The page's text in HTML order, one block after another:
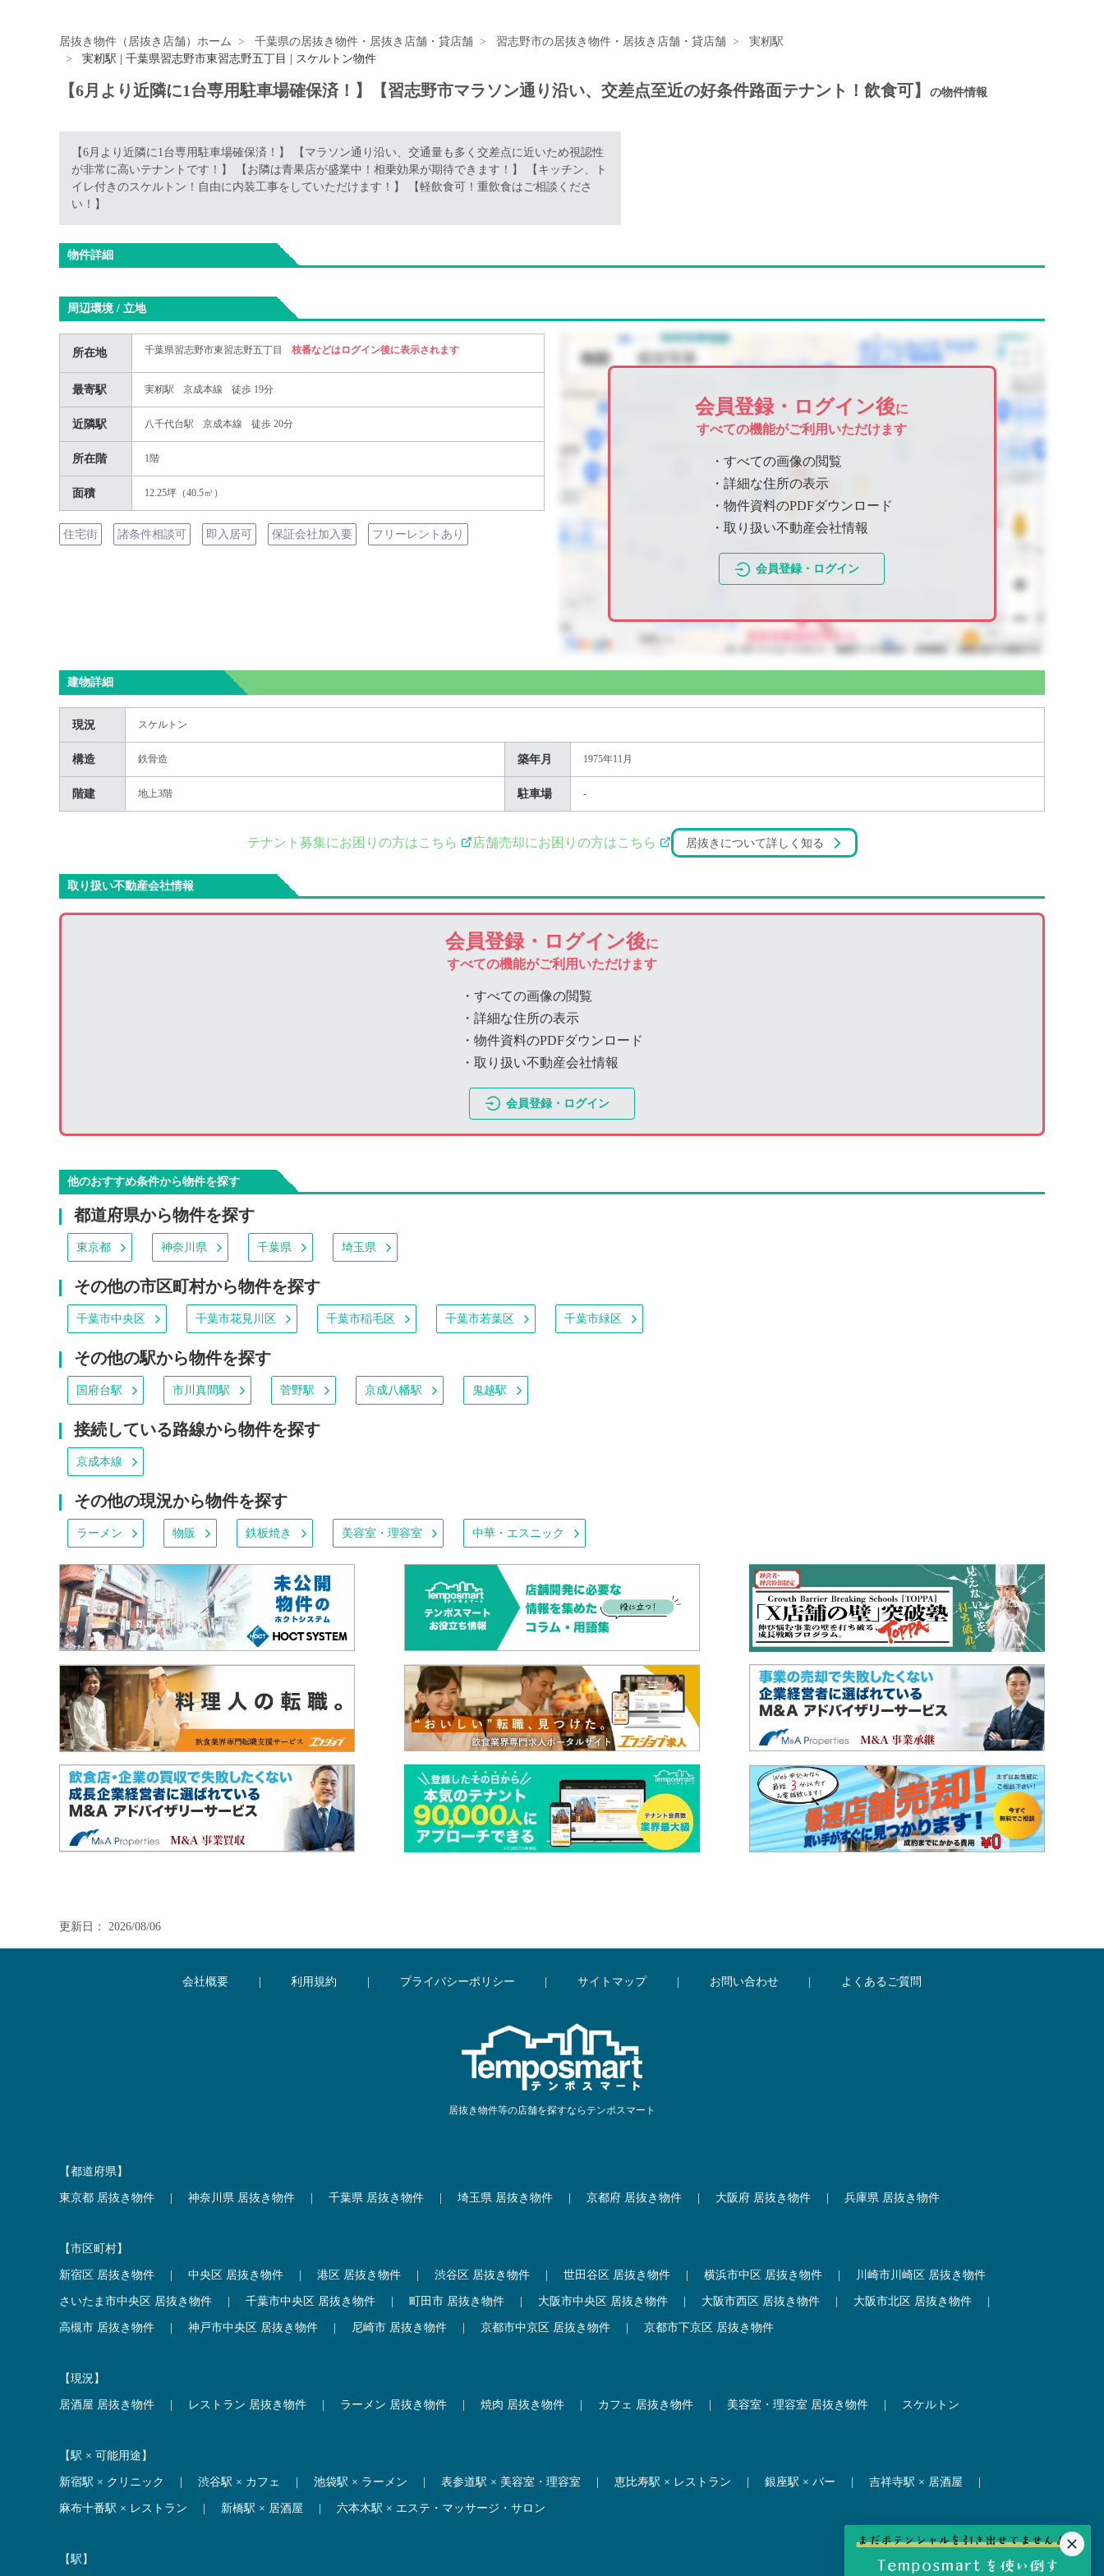
居抜き物件（居抜き店舗）ホーム 千葉県の居抜き物件・居抜き店舗・貸店舗 習志野市の居抜き物件・居抜き店舗・貸店舗
実籾駅
実籾駅 | 千葉県習志野市東習志野五丁目 | スケルトン物件
【6月より近隣に1台専用駐車場確保済！】【習志野市マラソン通り沿い、交差点至近の好条件路面テナント！飲食可】 の物件情報
【6月より近隣に1台専用駐車場確保済！】 【マラソン通り沿い、交通量も多く交差点に近いため視認性
が非常に高いテナントです！】 【お隣は青果店が盛業中！相乗効果が期待できます！】 【キッチン、ト
イレ付きのスケルトン！自由に内装工事をしていただけます！】 【軽飲食可！重飲食はご相談くださ
い！】
物件詳細
周辺環境 / 立地
所在地 千葉県習志野市東習志野五丁目 枝番などはログイン後に表示されます
最寄駅 実籾駅 京成本線 徒歩 19分
近隣駅 八千代台駅 京成本線 徒歩 20分
所在階 1階
面積 12.25坪（40.5㎡）
住宅街 諸条件相談可 即入居可 保証会社加入要 フリーレントあり
会員登録・ログイン後に
すべての機能がご利用いただけます
・すべての画像の閲覧
・詳細な住所の表示
・物件資料のPDFダウンロード
・取り扱い不動産会社情報
会員登録・ログイン
建物詳細
現況 スケルトン
構造 鉄骨造 築年月 1975年11月
階建 地上3階 駐車場 -
テナント募集にお困りの方はこちら 店舗売却にお困りの方はこちら 居抜きについて詳しく知る
取り扱い不動産会社情報
会員登録・ログイン後に
すべての機能がご利用いただけます
・すべての画像の閲覧
・詳細な住所の表示
・物件資料のPDFダウンロード
・取り扱い不動産会社情報
会員登録・ログイン
他のおすすめ条件から物件を探す
都道府県から物件を探す
東京都 神奈川県 千葉県 埼玉県
その他の市区町村から物件を探す
千葉市中央区 千葉市花見川区 千葉市稲毛区 千葉市若葉区 千葉市緑区
その他の駅から物件を探す
国府台駅 市川真間駅 菅野駅 京成八幡駅 鬼越駅
接続している路線から物件を探す
京成本線
その他の現況から物件を探す
ラーメン 物販 鉄板焼き 美容室・理容室 中華・エスニック
更新日： 2026/08/06
会社概要 利用規約 プライバシーポリシー サイトマップ お問い合わせ よくあるご質問
居抜き物件等の店舗を探すならテンポスマート
【都道府県】
東京都 居抜き物件 神奈川県 居抜き物件 千葉県 居抜き物件 埼玉県 居抜き物件 京都府 居抜き物件 大阪府 居抜き物件 兵庫県 居抜き物件
【市区町村】
新宿区 居抜き物件 中央区 居抜き物件 港区 居抜き物件 渋谷区 居抜き物件 世田谷区 居抜き物件 横浜市中区 居抜き物件 川崎市川崎区 居抜き物件
さいたま市中央区 居抜き物件 千葉市中央区 居抜き物件 町田市 居抜き物件 大阪市中央区 居抜き物件 大阪市西区 居抜き物件 大阪市北区 居抜き物件
高槻市 居抜き物件 神戸市中央区 居抜き物件 尼崎市 居抜き物件 京都市中京区 居抜き物件 京都市下京区 居抜き物件
【現況】
居酒屋 居抜き物件 レストラン 居抜き物件 ラーメン 居抜き物件 焼肉 居抜き物件 カフェ 居抜き物件 美容室・理容室 居抜き物件 スケルトン
【駅 × 可能用途】
新宿駅 × クリニック 渋谷駅 × カフェ 池袋駅 × ラーメン 表参道駅 × 美容室・理容室 恵比寿駅 × レストラン 銀座駅 × バー 吉祥寺駅 × 居酒屋
麻布十番駅 × レストラン 新橋駅 × 居酒屋 六本木駅 × エステ・マッサージ・サロン
【駅】